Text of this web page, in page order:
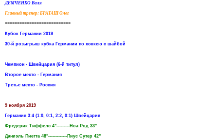
ДЕМЧЕНКО Валя
Главный тренер: БРАТАШ Олег
===========================
Кубок Германии 2019
30-й розыгрыш кубка Германии по хоккею с шайбой
Чемпион - Швейцария (6-й титул)
Второе место - Германия
Третье место - Россия
9 ноября 2019
Германия 3:4 (1:0, 0:1, 2:2, 0:1) Швейцария
Фредерик Тиффелс 4"---------Ноа Род 33"
Даниэль Пиетта 48"-------------Пиус Сутер 42"